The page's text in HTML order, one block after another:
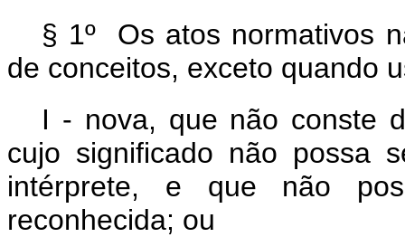
§ 1º Os atos normativos
de conceitos, exceto quando
I - nova, que não conste
cujo significado não possa
intérprete, e que não
reconhecida; ou